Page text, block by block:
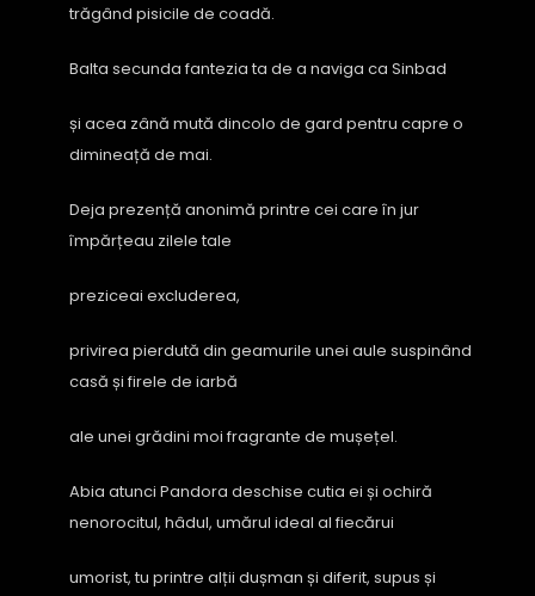
trăgând pisicile de coadă.
Balta secunda fantezia ta de a naviga ca Sinbad
și acea zână mută dincolo de gard pentru capre o
dimineață de mai.
Deja prezență anonimă printre cei care în jur
împărțeau zilele tale
preziceai excluderea,
privirea pierdută din geamurile unei aule suspinând
casă și firele de iarbă
ale unei grădini moi fragrante de mușețel.
Abia atunci Pandora deschise cutia ei și ochiră
nenorocitul, hâdul, umărul ideal al fiecărui
umorist, tu printre alții dușman și diferit, supus și